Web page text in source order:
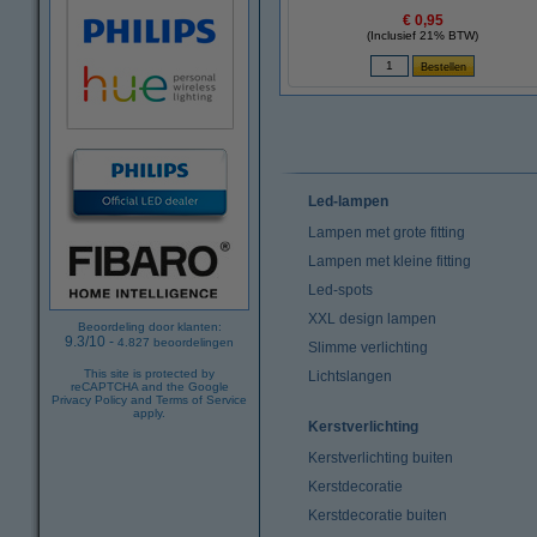
Beoordeling door klanten:
9.3/10 - 4.827 beoordelingen
This site is protected by
reCAPTCHA and the Google
Privacy Policy and Terms of Service
apply.
€ 0,95
(Inclusief 21% BTW)
Led-lampen
Lampen met grote fitting
Lampen met kleine fitting
Led-spots
XXL design lampen
Slimme verlichting
Lichtslangen
Kerstverlichting
Kerstverlichting buiten
Kerstdecoratie
Kerstdecoratie buiten